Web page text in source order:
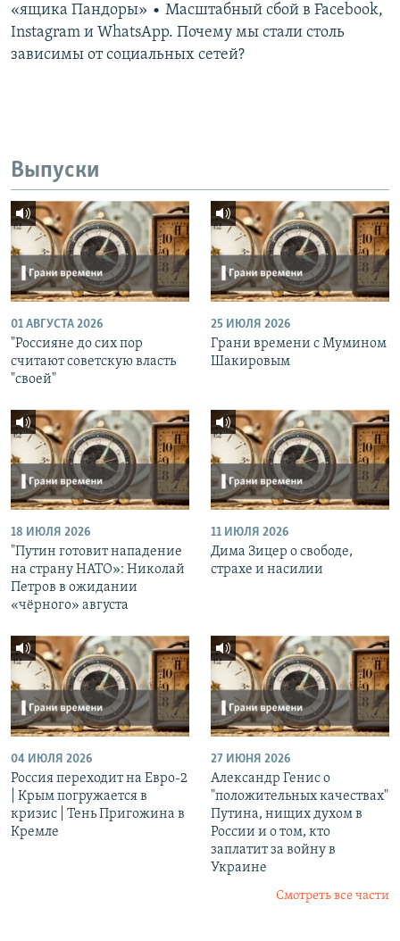
«ящика Пандоры» • Масштабный сбой в Facebook,
Instagram и WhatsApp. Почему мы стали столь
зависимы от социальных сетей?
Выпуски
01 АВГУСТА 2026
"Россияне до сих пор
считают советскую власть
"своей"
25 ИЮЛЯ 2026
Грани времени с Мумином
Шакировым
18 ИЮЛЯ 2026
"Путин готовит нападение
на страну НАТО»: Николай
Петров в ожидании
«чёрного» августа
11 ИЮЛЯ 2026
Дима Зицер о свободе,
страхе и насилии
04 ИЮЛЯ 2026
Россия переходит на Евро-2
| Крым погружается в
кризис | Тень Пригожина в
Кремле
27 ИЮНЯ 2026
Александр Генис о
"положительных качествах"
Путина, нищих духом в
России и о том, кто
заплатит за войну в
Украине
Смотреть все части